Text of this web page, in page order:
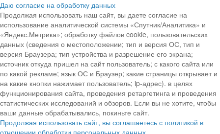
Даю согласие на обработку данных
Продолжая использовать наш сайт, вы даете согласие на
использование аналитической системы «Спутник/Аналитика» и
«Яндекс.Метрика»; обработку файлов cookie, пользовательских
данных (сведения о местоположении; тип и версия ОС, тип и
версия Браузера; тип устройства и разрешение его экрана;
источник откуда пришел на сайт пользователь; с какого сайта или
по какой рекламе; язык ОС и Браузер; какие страницы открывает и
на какие кнопки нажимает пользователь; ip-адрес). в целях
функционирования сайта, проведения ретаргетинга и проведения
статистических исследований и обзоров. Если вы не хотите, чтобы
ваши данные обрабатывались, покиньте сайт.
Продолжая использовать сайт, вы соглашаетесь с политикой в
отношении обработки персональных данных.